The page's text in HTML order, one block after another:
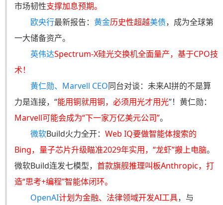
市场韧性支撑加息预期。
欧央行最新报告： 黄金历史性超越美债，成为全球第
一大储备资产。
英伟达Spectrum-X硅光交换机全面量产，基于CPO技
术！
黄仁勋、Marvell CEO同台对谈：未来AI拼的不是算
力是连接，“能用铜就用铜，必须用光才用光”！黄仁勋：
Marvell可能会成为“下一家万亿美元公司”。
微软Build火力全开： Web IQ要做智能体搜索的
Bing，量子芯片升级瞄准2029年实用，“龙虾”搬上电脑。
微软Build连发七模型， 首款旗舰推理叫板Anthropic，打
造“思考+编程”智能体闭环。
OpenAI计划为金融、法律领域开发AI工具，与